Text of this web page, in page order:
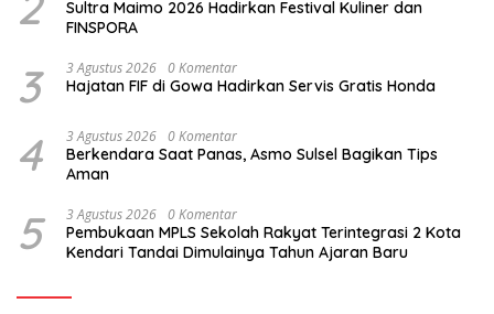
Sultra Maimo 2026 Hadirkan Festival Kuliner dan
FINSPORA
3 3 Agustus 2026 0 Komentar
Hajatan FIF di Gowa Hadirkan Servis Gratis Honda
4 3 Agustus 2026 0 Komentar
Berkendara Saat Panas, Asmo Sulsel Bagikan Tips
Aman
5 3 Agustus 2026 0 Komentar
Pembukaan MPLS Sekolah Rakyat Terintegrasi 2 Kota
Kendari Tandai Dimulainya Tahun Ajaran Baru